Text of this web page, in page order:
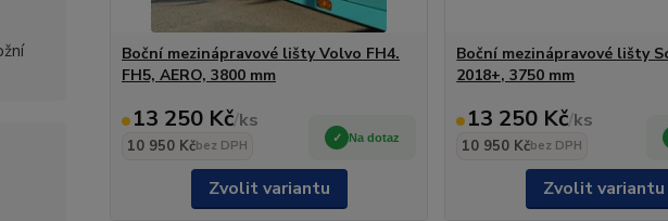
Boční mezinápravové lišty Volvo FH4.
FH5, AERO, 3800 mm
13 250 Kč/ks
10 950 Kčbez DPH
Na dotaz
Zvolit variantu
Boční mezinápravové lišty
2018+, 3750 mm
13 250 Kč/ks
10 950 Kčbez DPH
Zvolit variantu